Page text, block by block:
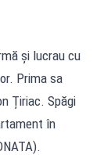
și lucrau cu
Prima sa
Țiriac. Spăgi
în